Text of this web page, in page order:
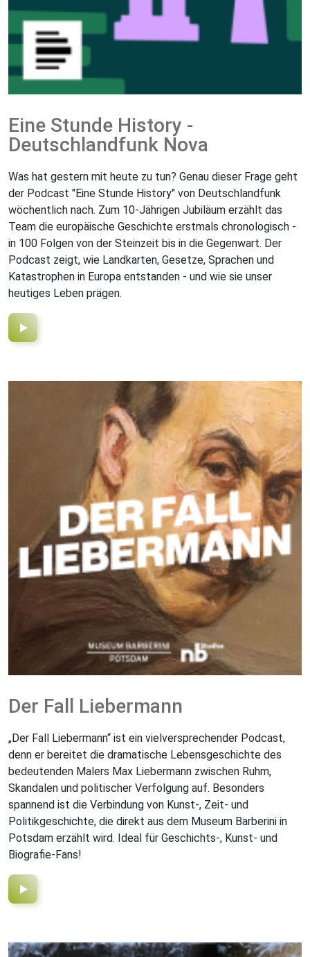
Eine Stunde History -
Deutschlandfunk Nova
Was hat gestern mit heute zu tun? Genau dieser Frage geht
der Podcast "Eine Stunde History" von Deutschlandfunk
wöchentlich nach. Zum 10-Jährigen Jubiläum erzählt das
Team die europäische Geschichte erstmals chronologisch -
in 100 Folgen von der Steinzeit bis in die Gegenwart. Der
Podcast zeigt, wie Landkarten, Gesetze, Sprachen und
Katastrophen in Europa entstanden - und wie sie unser
heutiges Leben prägen.
Der Fall Liebermann
„Der Fall Liebermann“ ist ein vielversprechender Podcast,
denn er bereitet die dramatische Lebensgeschichte des
bedeutenden Malers Max Liebermann zwischen Ruhm,
Skandalen und politischer Verfolgung auf. Besonders
spannend ist die Verbindung von Kunst-, Zeit- und
Politikgeschichte, die direkt aus dem Museum Barberini in
Potsdam erzählt wird. Ideal für Geschichts-, Kunst- und
Biografie-Fans!